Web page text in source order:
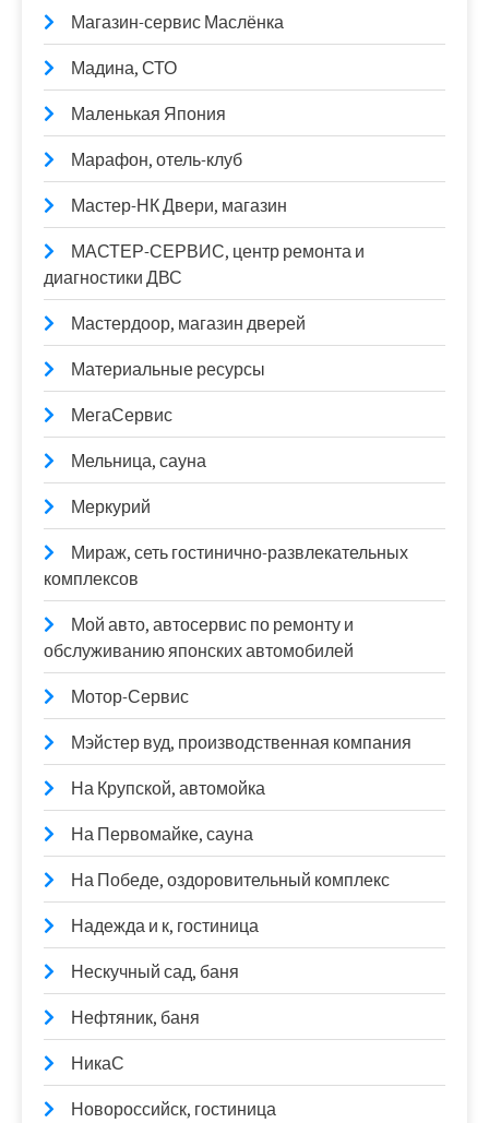
Магазин-сервис Маслёнка
Мадина, СТО
Маленькая Япония
Марафон, отель-клуб
Мастер-НК Двери, магазин
МАСТЕР-СЕРВИС, центр ремонта и
диагностики ДВС
Мастердоор, магазин дверей
Материальные ресурсы
МегаСервис
Мельница, сауна
Меркурий
Мираж, сеть гостинично-развлекательных
комплексов
Мой авто, автосервис по ремонту и
обслуживанию японских автомобилей
Мотор-Сервис
Мэйстер вуд, производственная компания
На Крупской, автомойка
На Первомайке, сауна
На Победе, оздоровительный комплекс
Надежда и к, гостиница
Нескучный сад, баня
Нефтяник, баня
НикаС
Новороссийск, гостиница